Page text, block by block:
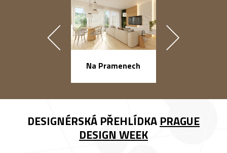
Na Pramenech
DESIGNÉRSKÁ PŘEHLÍDKA PRAGUE
DESIGN WEEK